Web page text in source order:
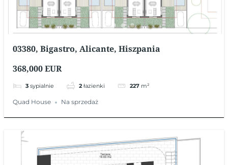
03380, Bigastro, Alicante, Hiszpania
368,000 EUR
3 sypialnie 2 łazienki 227 m²
Quad House Na sprzedaż